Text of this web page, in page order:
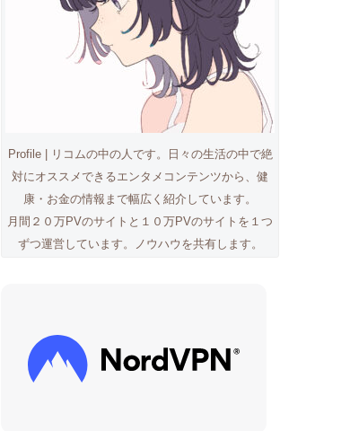
Profile | リコムの中の人です。日々の生活の中で絶
対にオススメできるエンタメコンテンツから、健
康・お金の情報まで幅広く紹介しています。
月間２０万PVのサイトと１０万PVのサイトを１つ
ずつ運営しています。ノウハウを共有します。